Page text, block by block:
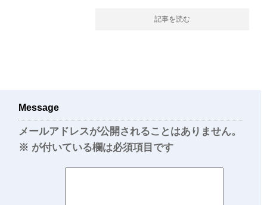
記事を読む
Message
メールアドレスが公開されることはありません。
※ が付いている欄は必須項目です